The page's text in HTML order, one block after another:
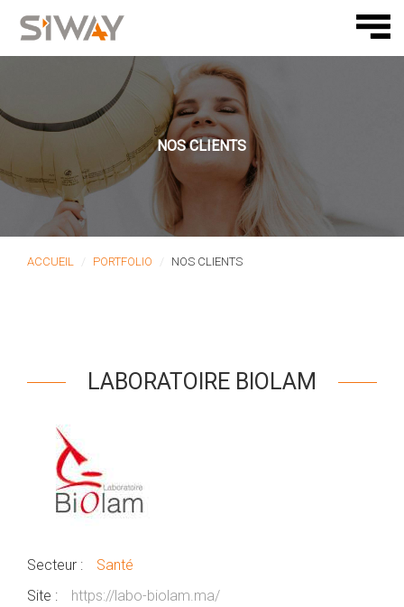
NOS CLIENTS
ACCUEIL PORTFOLIO NOS CLIENTS
LABORATOIRE BIOLAM
Secteur :
Santé
Site :
https://labo-biolam.ma/